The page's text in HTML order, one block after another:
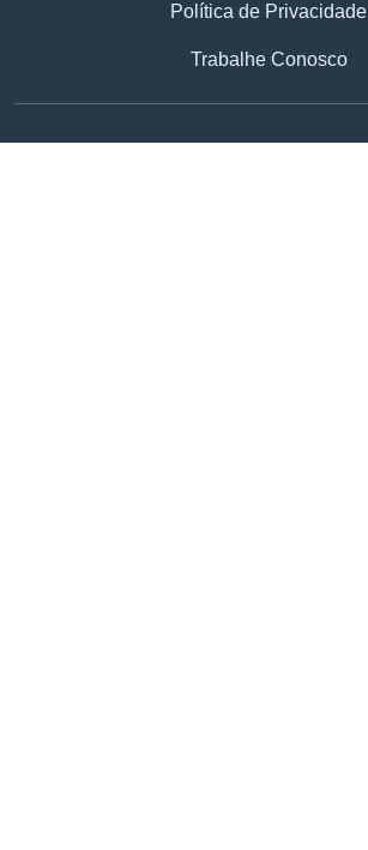
Política de Privacidade
Trabalhe Conosco